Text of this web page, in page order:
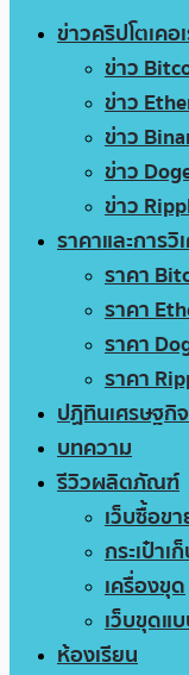
ข่าวคริปโตเคอ
ข่าว
ข่าว
ข่าว
ข่าว
ข่าว
ราคาและการวิ
ราคา
ราคา
ราคา
ราคา
ปฏิทินเศรษฐกิจ
บทความ
รีวิวผลิตภัณฑ์
เว็บซื้อข
กระเป๋า
เครื่องขุด
เว็บขุดแ
ห้องเรียน